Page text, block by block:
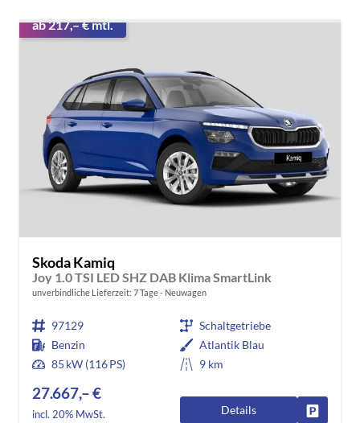
ab 217,– € mtl.
Skoda Kamiq
Joy 1.0 TSI LED SHZ DAB Klima SmartLink
unverbindliche Lieferzeit: 7 Tage Neuwagen
97129
Schaltgetriebe
Benzin
Atlantik Blau
85 kW (116 PS)
9 km
27.667,– €
incl. 20% MwSt. Details